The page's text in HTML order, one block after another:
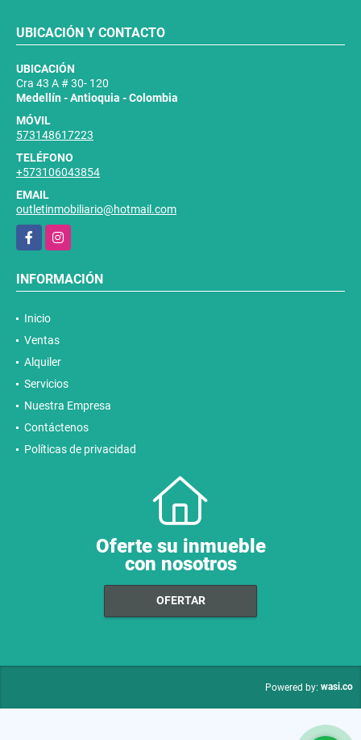
UBICACIÓN Y CONTACTO
UBICACIÓN
Cra 43 A # 30- 120
Medellín - Antioquia - Colombia
MÓVIL
573148617223
TELÉFONO
+573106043854
EMAIL
outletinmobiliario@hotmail.com
FacebookInstagram
INFORMACIÓN
Inicio
Ventas
Alquiler
Servicios
Nuestra Empresa
Contáctenos
Políticas de privacidad
Oferte su inmueble
con nosotros
OFERTAR
Powered by: wasi.co